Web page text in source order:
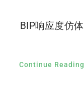
BIP响应度仿体
Continue Reading